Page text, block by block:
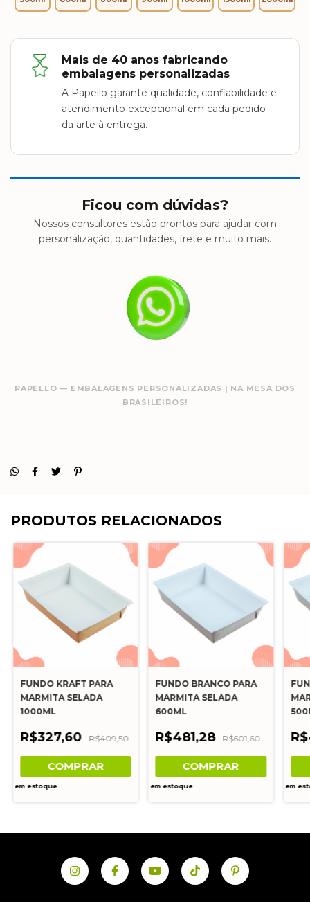
Mais de 40 anos fabricando
embalagens personalizadas
A Papello garante qualidade, confiabilidade e
atendimento excepcional em cada pedido —
da arte à entrega.
Ficou com dúvidas?
Nossos consultores estão prontos para ajudar com
personalização, quantidades, frete e muito mais.
PAPELLO — EMBALAGENS PERSONALIZADAS | NA MESA DOS
BRASILEIROS!
PRODUTOS RELACIONADOS
FUNDO KRAFT PARA
MARMITA SELADA
1000ML
R$327,60 R$409,50
COMPRAR
em estoque
FUNDO BRANCO PARA
MARMITA SELADA
600ML
R$481,28 R$601,60
COMPRAR
em estoque em